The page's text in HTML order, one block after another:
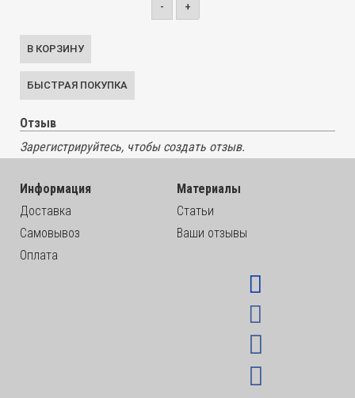
- +
Отзыв
Зарегистрируйтесь, чтобы создать отзыв.
Информация
Доставка
Самовывоз
Оплата
Материалы
Статьи
Ваши отзывы